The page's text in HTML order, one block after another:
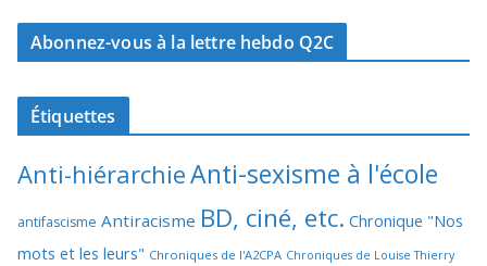
Abonnez-vous à la lettre hebdo Q2C
Étiquettes
Anti-hiérarchieAnti-sexisme à l'école
antifascisme Antiracisme BD, ciné, etc. Chronique "Nos
mots et les leurs" Chroniques de l'A2CPA Chroniques de Louise Thierry